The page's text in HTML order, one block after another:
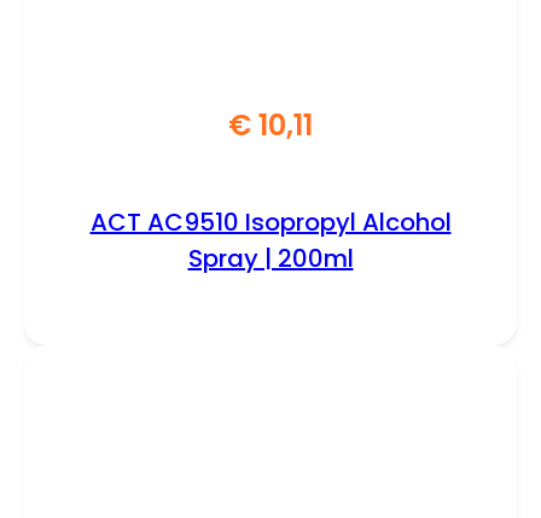
€10,11
ACT AC9510 Isopropyl Alcohol
Spray | 200ml